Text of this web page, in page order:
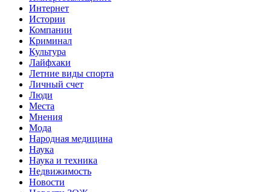
Интернет
Истории
Компании
Криминал
Культура
Лайфхаки
Летние виды спорта
Личный счет
Люди
Места
Мнения
Мода
Народная медицина
Наука
Наука и техника
Недвижимость
Новости